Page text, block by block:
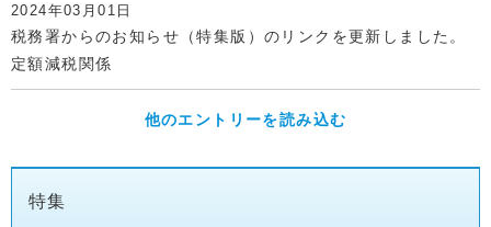
2024年03月01日
税務署からのお知らせ（特集版）のリンクを更新しました。
定額減税関係
他のエントリーを読み込む
特集